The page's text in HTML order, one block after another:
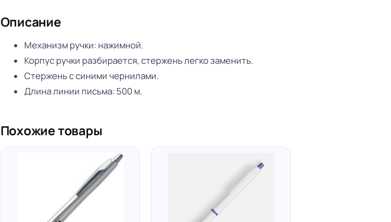
Описание
Механизм ручки: нажимной.
Корпус ручки разбирается, стержень легко заменить.
Стержень с синими чернилами.
Длина линии письма: 500 м.
Похожие товары